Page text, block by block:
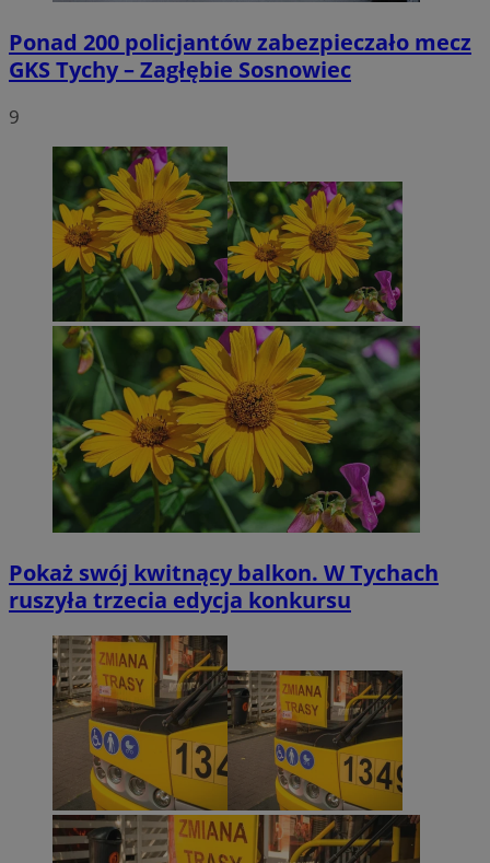
Ponad 200 policjantów zabezpieczało mecz
GKS Tychy – Zagłębie Sosnowiec
9
Pokaż swój kwitnący balkon. W Tychach
ruszyła trzecia edycja konkursu